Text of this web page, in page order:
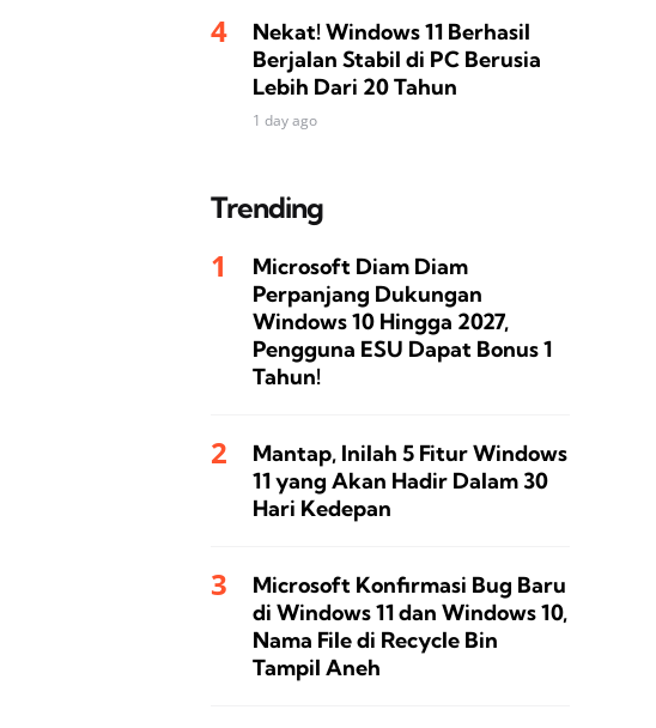
Nekat! Windows 11 Berhasil
Berjalan Stabil di PC Berusia
Lebih Dari 20 Tahun
1 day ago
Trending
Microsoft Diam Diam
Perpanjang Dukungan
Windows 10 Hingga 2027,
Pengguna ESU Dapat Bonus 1
Tahun!
Mantap, Inilah 5 Fitur Windows
11 yang Akan Hadir Dalam 30
Hari Kedepan
Microsoft Konfirmasi Bug Baru
di Windows 11 dan Windows 10,
Nama File di Recycle Bin
Tampil Aneh